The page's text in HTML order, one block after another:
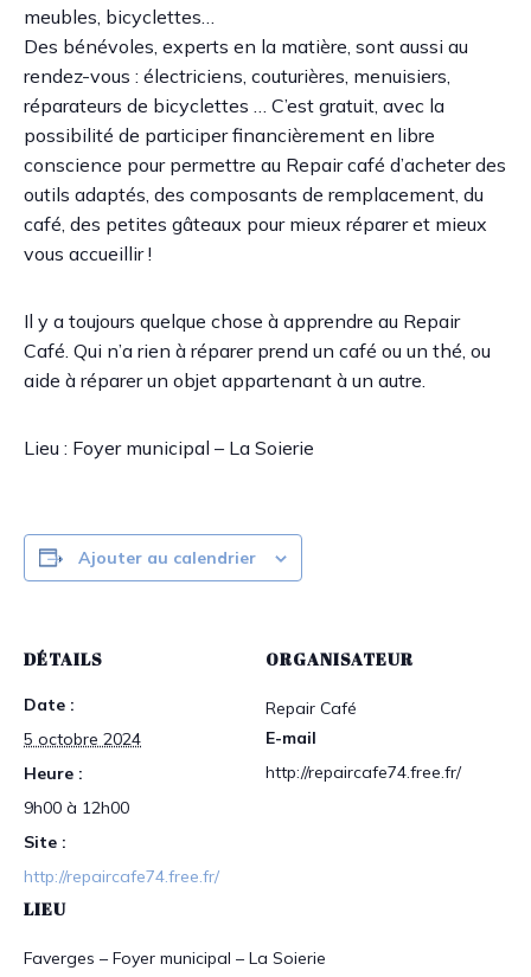
meubles, bicyclettes…
Des bénévoles, experts en la matière, sont aussi au
rendez-vous : électriciens, couturières, menuisiers,
réparateurs de bicyclettes … C’est gratuit, avec la
possibilité de participer financièrement en libre
conscience pour permettre au Repair café d’acheter des
outils adaptés, des composants de remplacement, du
café, des petites gâteaux pour mieux réparer et mieux
vous accueillir !
Il y a toujours quelque chose à apprendre au Repair
Café. Qui n’a rien à réparer prend un café ou un thé, ou
aide à réparer un objet appartenant à un autre.
Lieu : Foyer municipal – La Soierie
Ajouter au calendrier
DÉTAILS
Date :
5 octobre 2024
Heure :
9h00 à 12h00
Site :
http://repaircafe74.free.fr/
LIEU
Faverges – Foyer municipal – La Soierie
ORGANISATEUR
Repair Café
E-mail
http://repaircafe74.free.fr/